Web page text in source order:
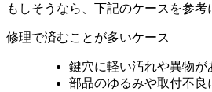
もしそうなら、下記のケースを参考
修理で済むことが多いケース
鍵穴に軽い汚れや異物が
部品のゆるみや取付不良